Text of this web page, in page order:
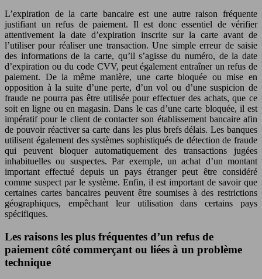
L’expiration de la carte bancaire est une autre raison fréquente
justifiant un refus de paiement. Il est donc essentiel de vérifier
attentivement la date d’expiration inscrite sur la carte avant de
l’utiliser pour réaliser une transaction. Une simple erreur de saisie
des informations de la carte, qu’il s’agisse du numéro, de la date
d’expiration ou du code CVV, peut également entraîner un refus de
paiement. De la même manière, une carte bloquée ou mise en
opposition à la suite d’une perte, d’un vol ou d’une suspicion de
fraude ne pourra pas être utilisée pour effectuer des achats, que ce
soit en ligne ou en magasin. Dans le cas d’une carte bloquée, il est
impératif pour le client de contacter son établissement bancaire afin
de pouvoir réactiver sa carte dans les plus brefs délais. Les banques
utilisent également des systèmes sophistiqués de détection de fraude
qui peuvent bloquer automatiquement des transactions jugées
inhabituelles ou suspectes. Par exemple, un achat d’un montant
important effectué depuis un pays étranger peut être considéré
comme suspect par le système. Enfin, il est important de savoir que
certaines cartes bancaires peuvent être soumises à des restrictions
géographiques, empêchant leur utilisation dans certains pays
spécifiques.
Les raisons les plus fréquentes d’un refus de
paiement côté commerçant ou liées à un problème
technique